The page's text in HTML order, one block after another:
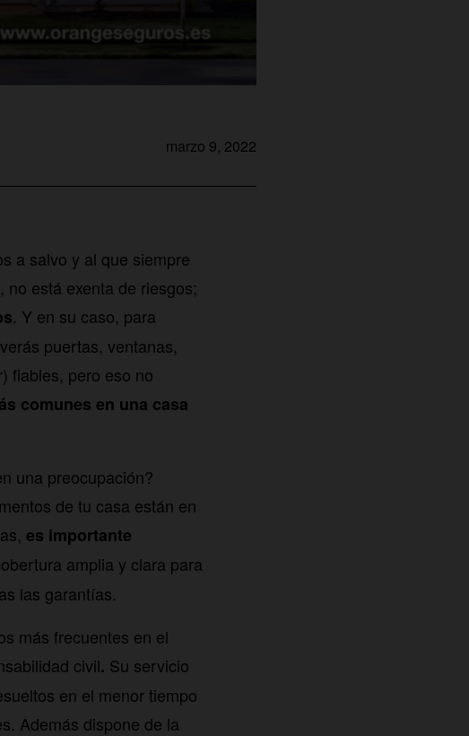
marzo 9, 2022
a salvo y al que siempre
está exenta de riesgos;
. Y en su caso, para
puertas, ventanas,
fiables, pero eso no
comunes en una casa
una preocupación?
de tu casa están en
es importante
amplia y clara para
las garantías.
más frecuentes en el
civil. Su servicio
en el menor tiempo
Además dispone de la